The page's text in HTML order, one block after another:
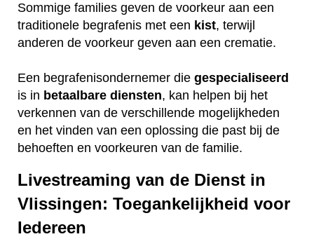
Sommige families geven de voorkeur aan een
traditionele begrafenis met een kist, terwijl
anderen de voorkeur geven aan een crematie.
Een begrafenisondernemer die gespecialiseerd
is in betaalbare diensten, kan helpen bij het
verkennen van de verschillende mogelijkheden
en het vinden van een oplossing die past bij de
behoeften en voorkeuren van de familie.
Livestreaming van de Dienst in
Vlissingen: Toegankelijkheid voor
Iedereen